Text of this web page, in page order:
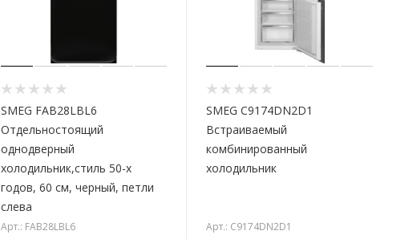
SMEG FAB28LBL6
Отдельностоящий
однодверный
холодильник,стиль 50-х
годов, 60 см, черный, петли
слева
Арт.: FAB28LBL6
SMEG C9174DN2D1
Встраиваемый
комбинированный
холодильник
Арт.: C9174DN2D1